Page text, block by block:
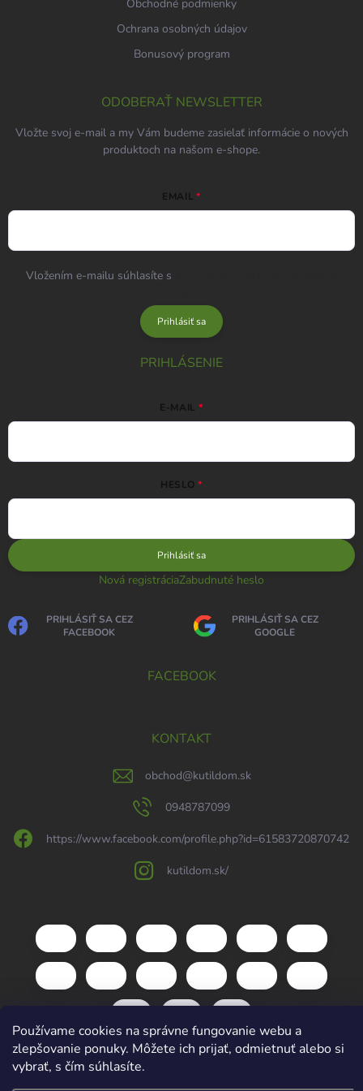
Používame cookies na správne fungovanie webu a
zlepšovanie ponuky. Môžete ich prijať, odmietnuť alebo si
vybrať, s čím súhlasíte.
Obchodné podmienky
Ochrana osobných údajov
Bonusový program
ODOBERAŤ NEWSLETTER
Vložte svoj e-mail a my Vám budeme zasielať informácie o nových
produktoch na našom e-shope.
EMAIL
Vložením e-mailu súhlasíte s
Prihlásiť sa
PRIHLÁSENIE
E-MAIL
HESLO
Prihlásiť sa
Nová registráciaZabudnuté heslo
PRIHLÁSIŤ SA CEZ
FACEBOOK
PRIHLÁSIŤ SA CEZ
GOOGLE
FACEBOOK
KONTAKT
obchod@kutildom.sk
0948787099
https://www.facebook.com/profile.php?id=61583720870742
kutildom.sk/
Copyright 2026kutildom.sk